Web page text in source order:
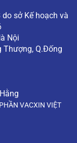
sở Kế hoạch và
Nội
Thượng, Q.Đống
VACXIN VIỆT